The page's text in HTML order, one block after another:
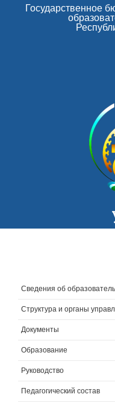
Государственное
Сведения об
Структура и органы
Документы
Образование
Руководство
Педагогический состав